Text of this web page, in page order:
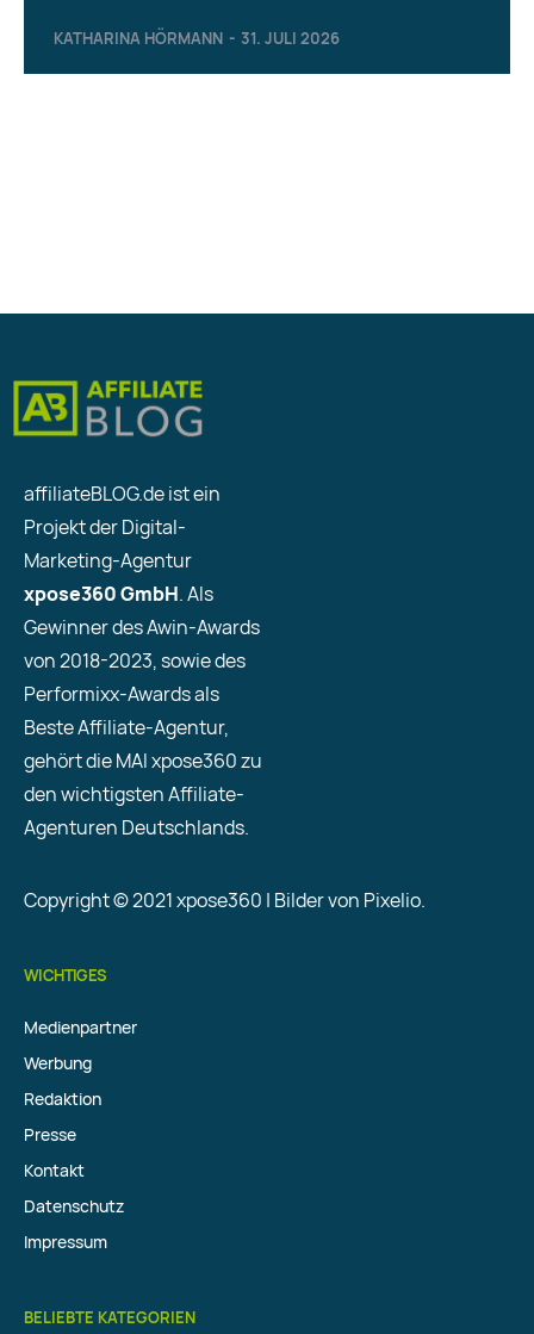
KATHARINA HÖRMANN - 31. JULI 2026
affiliateBLOG.de ist ein
Projekt der Digital-
Marketing-Agentur
xpose360 GmbH. Als
Gewinner des Awin-Awards
von 2018-2023, sowie des
Performixx-Awards als
Beste Affiliate-Agentur,
gehört die MAI xpose360 zu
den wichtigsten Affiliate-
Agenturen Deutschlands.
Copyright © 2021 xpose360 | Bilder von Pixelio.
WICHTIGES
Medienpartner
Werbung
Redaktion
Presse
Kontakt
Datenschutz
Impressum
BELIEBTE KATEGORIEN